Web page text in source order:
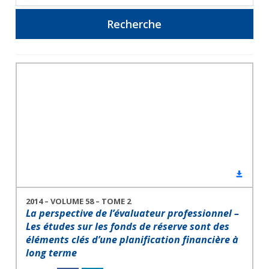
2014 – VOLUME 58 – TOME 2
La perspective de l’évaluateur professionnel –
Les études sur les fonds de réserve sont des
éléments clés d’une planification financière à
long terme